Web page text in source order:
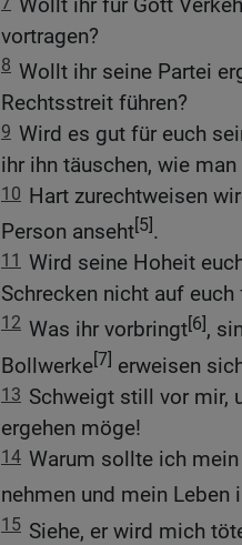
vortragen?
8 Wollt ihr seine Partei
Rechtsstreit führen?
9 Wird es gut für euch
ihr ihn täuschen, wie
10 Hart zurechtweisen
Person anseht[5].
11 Wird seine Hoheit
Schrecken nicht auf euch
12 Was ihr vorbringt[6],
Bollwerke[7] erweisen
13 Schweigt still vor mir,
ergehen möge!
14 Warum sollte ich
nehmen und mein Leben
15 Siehe, er wird mich